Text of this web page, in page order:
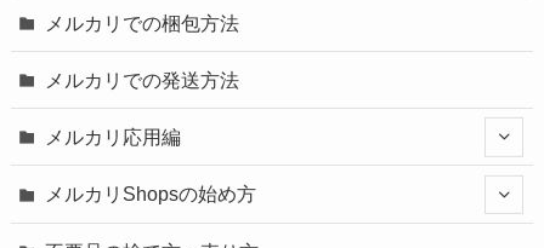
メルカリでの梱包方法
メルカリでの発送方法
メルカリ応用編
メルカリShopsの始め方